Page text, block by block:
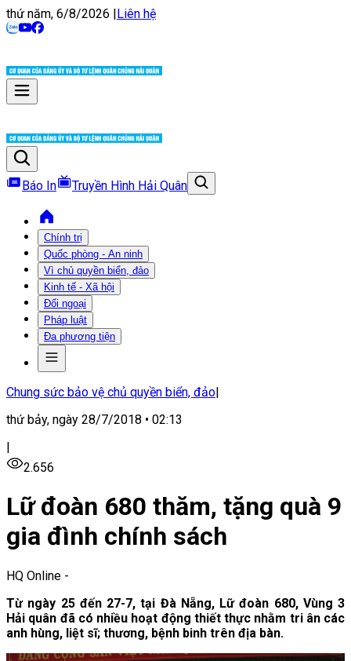
thứ năm, 6/8/2026 |Liên hệ
Báo In Truyền Hình Hải Quân
Chính trị
Quốc phòng - An ninh
Vì chủ quyền biển, đảo
Kinh tế - Xã hội
Đối ngoại
Pháp luật
Đa phương tiện
Chung sức bảo vệ chủ quyền biển, đảo|
thứ bảy, ngày 28/7/2018 • 02:13
|
2.656
Lữ đoàn 680 thăm, tặng quà 9
gia đình chính sách
HQ Online -
Từ ngày 25 đến 27-7, tại Đà Nẵng, Lữ đoàn 680, Vùng 3
Hải quân đã có nhiều hoạt động thiết thực nhằm tri ân các
anh hùng, liệt sĩ; thương, bệnh binh trên địa bàn.